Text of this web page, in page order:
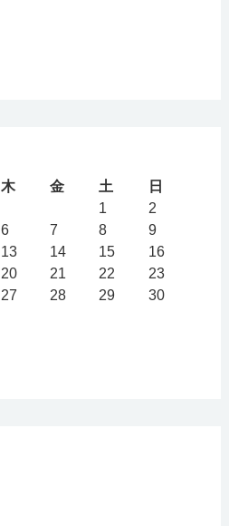
木 金 土
日
1
2
6 7 8
9
13 14 15
16
20 21 22
23
27 28 29
30